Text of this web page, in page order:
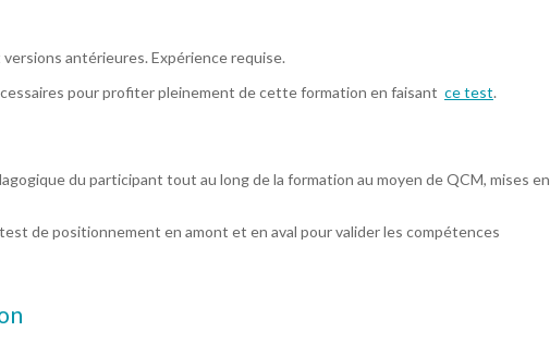
antérieures. Expérience requise.
pour profiter pleinement de cette formation en faisant ce test.
du participant tout au long de la formation au moyen de QCM, mises en
de positionnement en amont et en aval pour valider les compétences